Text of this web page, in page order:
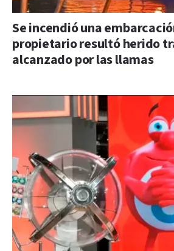
Se incendió una
propietario resultó herido
alcanzado por las llamas